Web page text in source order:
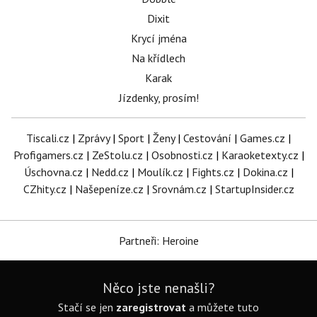
Dixit
Krycí jména
Na křídlech
Karak
Jízdenky, prosím!
Tiscali.cz | Zprávy| Sport | Ženy| Cestování | Games.cz |
Profigamers.cz | ZeStolu.cz | Osobnosti.cz | Karaoketexty.cz |
Úschovna.cz | Nedd.cz | Moulík.cz | Fights.cz | Dokina.cz |
CZhity.cz | Našepeníze.cz | Srovnám.cz | StartupInsider.cz
Partneři: Heroine
Něco jste nenašli?
Stačí se jen zaregistrovat a můžete tuto